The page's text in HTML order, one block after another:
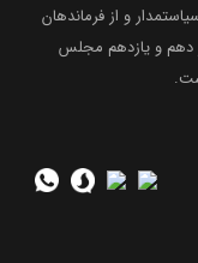
۱۳۳۹ در شوشتر) سیاستمدار و از فرماندهان
دهم و یازدهم مجلس